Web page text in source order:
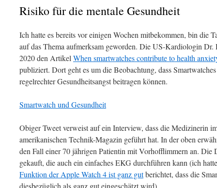
Risiko für die mentale Gesundheit
Ich hatte es bereits vor einigen Wochen mitbekommen, bin die
auf das Thema aufmerksam geworden. Die US-Kardiologin Dr.
2020 den Artikel When smartwatches contribute to health
publiziert. Dort geht es um die Beobachtung, dass
regelrechter Gesundheitsangst beitragen können.
Smartwatch und Gesundheit
Obiger Tweet verweist auf ein Interview, dass die Medizinerin
amerikanischen Technik-Magazin geführt hat. In der oben
den Fall einer 70 jährigen Patientin mit Vorhofflimmern an. Die
gekauft, die auch ein einfaches EKG durchführen kann (ich
Funktion der Apple Watch 4 ist ganz gutberichtet, dass die
diesbezüglich als ganz gut eingeschätzt wird).